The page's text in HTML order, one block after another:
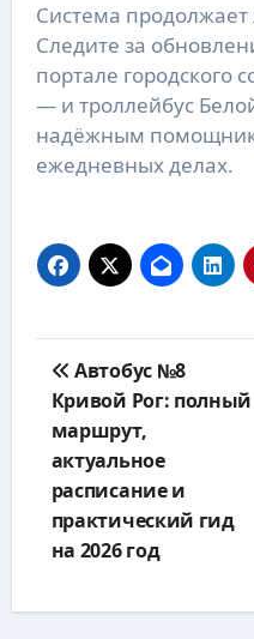
Система
Следите за
портале городского
— и троллейбус
надёжным
ежедневных делах.
по
записям
Автобус №8
Кривой Рог: полный
маршрут,
актуальное
расписание и
практический гид
на 2026 год